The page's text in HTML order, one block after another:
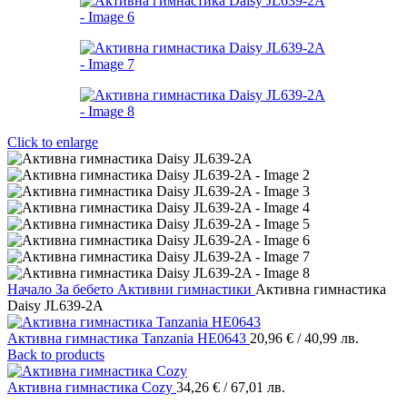
Click to enlarge
Начало За бебето Активни гимнастики Активна гимнастика
Daisy JL639-2A
Активна гимнастика Tanzania HE0643 20,96 € / 40,99 лв.
Back to products
Активна гимнастика Cozy 34,26 € / 67,01 лв.